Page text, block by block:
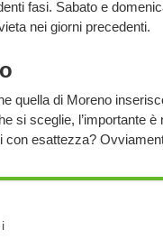
fasi. Sabato e
nei giorni precedenti.
quella di Moreno
si sceglie, l’importante
esattezza?